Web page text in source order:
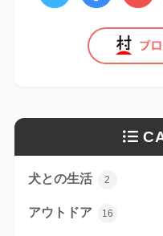
犬との生活 2
アウトドア 16